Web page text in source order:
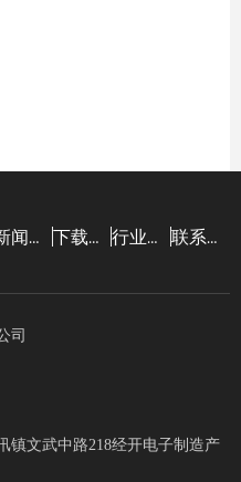
新闻资讯 下载中心 行业知识 联系我们
司
镇文武中路218经开电子制造产